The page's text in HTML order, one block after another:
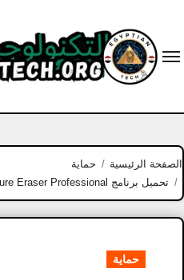
content
الصفحة الرئيسية
حماية
تحميل برنامج Secure Eraser Professional حذف الملفات المحذوفة
حماية